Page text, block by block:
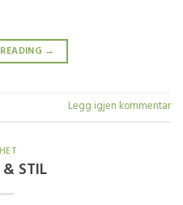
→
Legg igjen kommentar
& STIL